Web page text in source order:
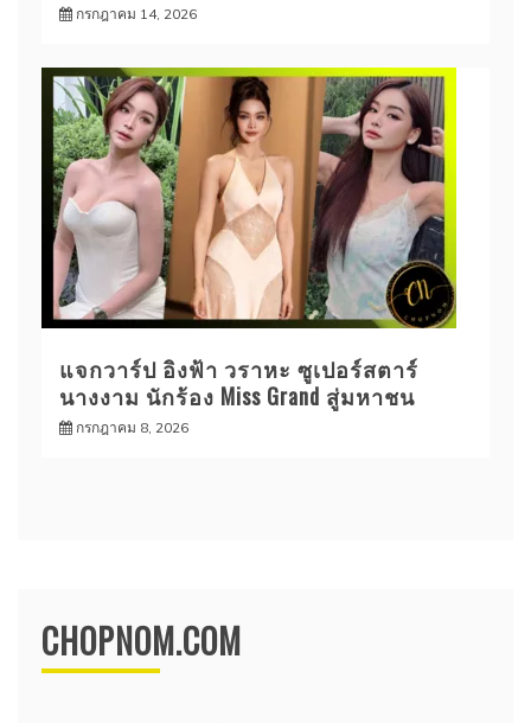
กรกฎาคม 14, 2026
แจกวาร์ป อิงฟ้า วราหะ ซูเปอร์สตาร์
นางงาม นักร้อง Miss Grand สู่มหาชน
กรกฎาคม 8, 2026
CHOPNOM.COM